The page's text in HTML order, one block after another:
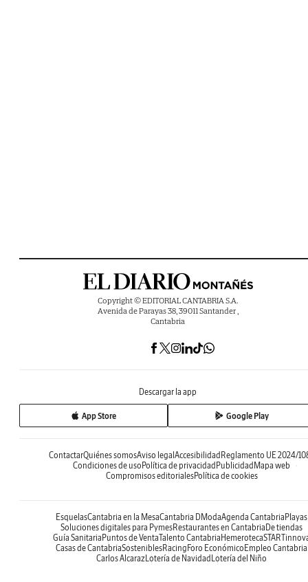
Copyright © EDITORIAL CANTABRIA S.A.
Avenida de Parayas 38, 39011 Santander ,
Cantabria
Descargar la app
App Store Google Play
ContactarQuiénes somosAviso legal Accesibilidad Reglamento UE 2024/
Condiciones de uso Política de privacidad Publicidad Mapa web
Compromisos editorialesPolítica de cookies
EsquelasCantabria en la MesaCantabria DModaAgenda Cantabria Playas
Soluciones digitales para PymesRestaurantes en Cantabria De tiendas
Guía Sanitaria Puntos de VentaTalento Cantabria Hemeroteca
Casas de CantabriaSosteniblesRacing Foro Económico Empleo Cantabria
Carlos AlcarazLotería de Navidad Lotería del Niño